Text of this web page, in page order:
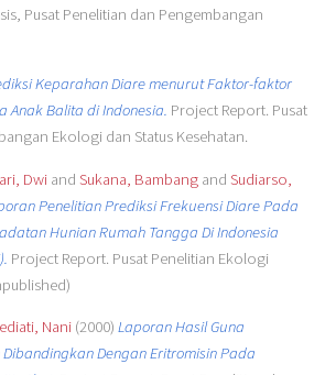
Pusat Penelitian dan Pengembangan
Keparahan Diare menurut Faktor-faktor
Anak Balita di Indonesia. Project Report. Pusat
Ekologi dan Status Kesehatan.
Dwiand Sukana, Bambangand Sudiarso,
Penelitian Prediksi Frekuensi Diare Pada
Hunian Rumah Tangga Di Indonesia
Project Report. Pusat Penelitian Ekologi
Nani(2000) Laporan Hasil Guna
Dengan Eritromisin Pada